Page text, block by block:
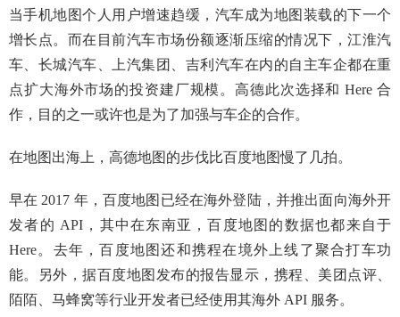
当手机地图个人用户增速趋缓，汽车成为地图装载的下一个
增长点。而在目前汽车市场份额逐渐压缩的情况下，江淮汽
车、长城汽车、上汽集团、吉利汽车在内的自主车企都在重
点扩大海外市场的投资建厂规模。高德此次选择和 Here 合
作，目的之一或许也是为了加强与车企的合作。
在地图出海上，高德地图的步伐比百度地图慢了几拍。
早在 2017 年，百度地图已经在海外登陆，并推出面向海外开
发者的 API，其中在东南亚，百度地图的数据也都来自于
Here。去年，百度地图还和携程在境外上线了聚合打车功
能。另外，据百度地图发布的报告显示，携程、美团点评、
陌陌、马蜂窝等行业开发者已经使用其海外 API 服务。